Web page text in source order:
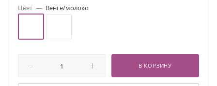
Цвет — Венге/молоко
В КОРЗИНУ